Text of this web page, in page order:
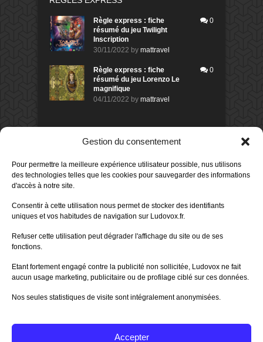
Gestion du consentement
Pour permettre la meilleure expérience utilisateur possible, nus utilisons
des technologies telles que les cookies pour sauvegarder des informations
d'accès à notre site.
Consentir à cette utilisation nous permet de stocker des identifiants
uniques et vos habitudes de navigation sur Ludovox.fr.
Refuser cette utilisation peut dégrader l'affichage du site ou de ses
fonctions.
Etant fortement engagé contre la publicité non sollicitée, Ludovox ne fait
aucun usage marketing, publicitaire ou de profilage ciblé sur ces données.
Nos seules statistiques de visite sont intégralement anonymisées.
Accepter
Règle express : fiche
résumé du jeu Twilight
Inscription
30/11/2022 by mattravel
0
Règle express : fiche
résumé du jeu Lorenzo Le
magnifique
04/11/2022 by mattravel
0
DERNIERS AVIS DES MEMBRES
Avis de
Sur le jeu Collect!
il y a 22 heures
Avis demorlockbob
Sur le jeu Detective Box - Ciao
Publié leil y a 2 jours
80%
Sur le jeu Detective Box - Ciao
Bella